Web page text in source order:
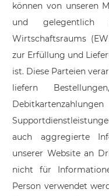
können von unseren
und gelegentlich
Wirtschaftsraums
zur Erfüllung und
ist. Diese Parteien
liefern
auch aggregierte
unserer Website an
nicht für
Person verwendet